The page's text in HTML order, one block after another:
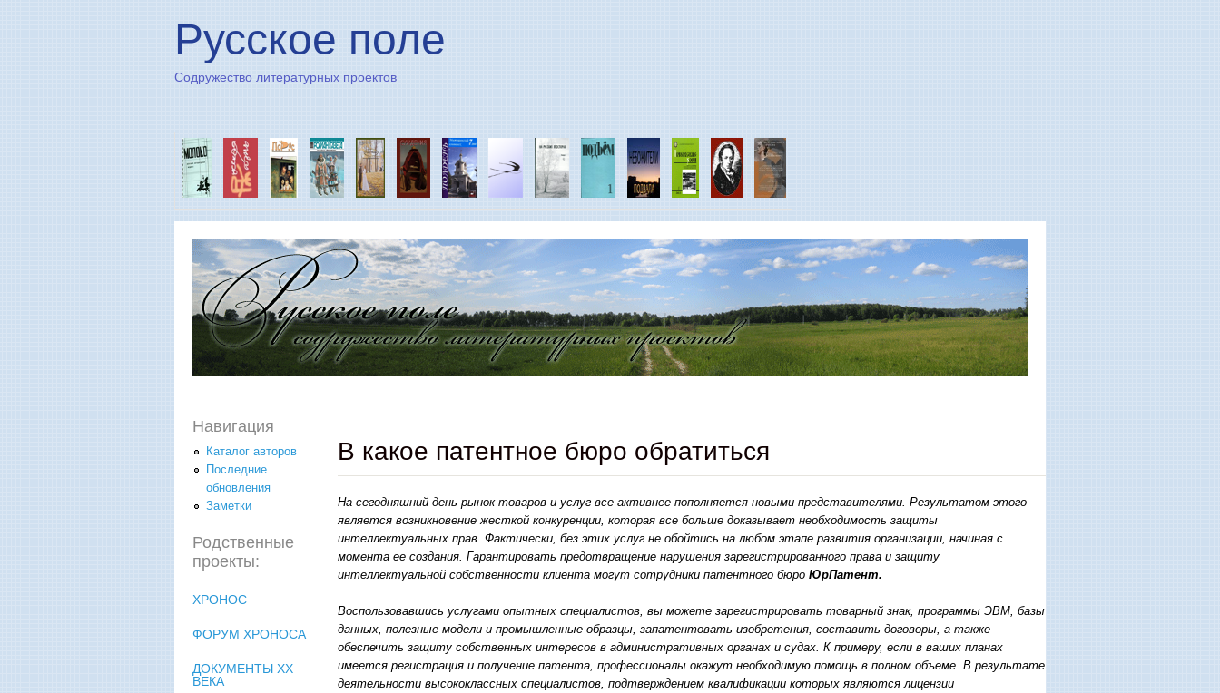
Русское поле
Содружество литературных проектов
В какое патентное бюро обратиться
На сегодняшний день рынок товаров и услуг все активнее пополняется новыми представителями. Результатом этого
является возникновение жесткой конкуренции, которая все больше доказывает необходимость защиты
интеллектуальных прав. Фактически, без этих услуг не обойтись на любом этапе развития организации, начиная с
момента ее создания. Гарантировать предотвращение нарушения зарегистрированного права и защиту
интеллектуальной собственности клиента могут сотрудники патентного бюро ЮрПатент.
Воспользовавшись услугами опытных специалистов, вы можете зарегистрировать товарный знак, программы ЭВМ, базы
данных, полезные модели и промышленные образцы, запатентовать изобретения, составить договоры, а также
обеспечить защиту собственных интересов в административных органах и судах. К примеру, если в ваших планах
имеется регистрация и получение патента, профессионалы окажут необходимую помощь в полном объеме. В результате
деятельности высококлассных специалистов, подтверждением квалификации которых являются лицензии
Навигация
Каталог авторов
Последние
обновления
Заметки
Родственные
проекты:
ХРОНОС
ФОРУМ ХРОНОСА
ДОКУМЕНТЫ XX
ВЕКА